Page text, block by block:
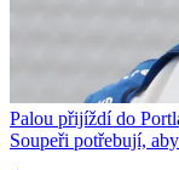
Palou přijíždí do
Soupeři potřebují,